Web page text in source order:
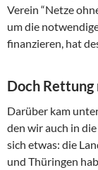
Verein “Netze
um die
finanzieren, hat
Doch Rettung
Darüber kam
den wir auch in
sich etwas: die
und Thüringen